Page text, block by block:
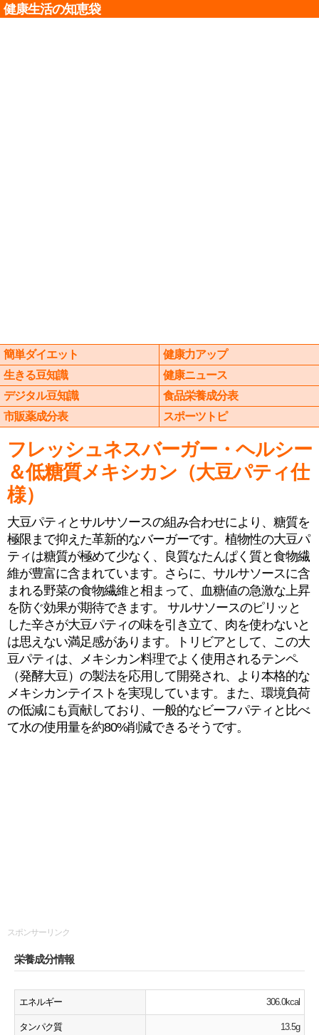
健康生活の知恵袋
簡単ダイエット
健康力アップ
生きる豆知識
健康ニュース
デジタル豆知識
食品栄養成分表
市販薬成分表
スポーツトピ
フレッシュネスバーガー・ヘルシー
＆低糖質メキシカン（大豆パティ仕
様）
大豆パティとサルサソースの組み合わせにより、糖質を
極限まで抑えた革新的なバーガーです。植物性の大豆パ
ティは糖質が極めて少なく、良質なたんぱく質と食物繊
維が豊富に含まれています。さらに、サルサソースに含
まれる野菜の食物繊維と相まって、血糖値の急激な上昇
を防ぐ効果が期待できます。 サルサソースのピリッと
した辛さが大豆パティの味を引き立て、肉を使わないと
は思えない満足感があります。トリビアとして、この大
豆パティは、メキシカン料理でよく使用されるテンペ
（発酵大豆）の製法を応用して開発され、より本格的な
メキシカンテイストを実現しています。また、環境負荷
の低減にも貢献しており、一般的なビーフパティと比べ
て水の使用量を約80%削減できるそうです。
スポンサーリンク
栄養成分情報
エネルギー 306.0kcal
タンパク質 13.5g